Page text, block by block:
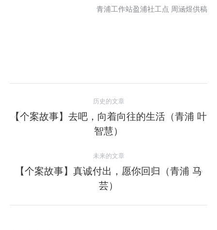
青浦工作站盈浦社工点 周涵煜供稿
章
历史的文章
历
史
章：
【个案故事】去吧，向着向往的生活（青浦 叶
智慧）
未来的文章
未
来
的
【个案故事】真诚付出，愿你回归（青浦 马
芸）